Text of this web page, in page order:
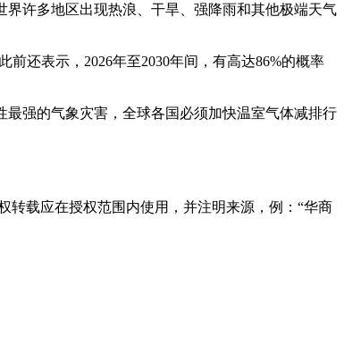
许多地区出现热浪、干旱、强降雨和其他极端天气
还表示，2026年至2030年间，有高达86%的概率
强的气象灾害，全球各国必须加快温室气体减排行
载应在授权范围内使用，并注明来源，例：“华商